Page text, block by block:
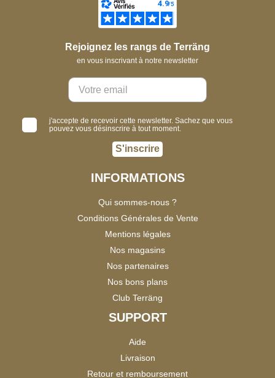
Rejoignez les rangs de Terräng
en vous inscrivant à notre newsletter
j'accepte de recevoir cette newsletter. Sachez que vous
pouvez vous désinscrire à tout moment.
S'inscrire
INFORMATIONS
Qui sommes-nous ?
Conditions Générales de Vente
Mentions légales
Nos magasins
Nos partenaires
Nos bons plans
Club Terräng
SUPPORT
Aide
Livraison
Retour et remboursement